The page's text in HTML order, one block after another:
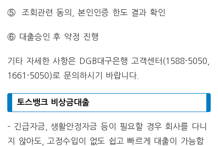
⑤ 조회관련 동의, 본인인증 한도 결과 확인
⑥ 대출승인 후 약정 진행
기타 자세한 사항은 DGB대구은행 고객센터(1588-5050,
1661-5050)로 문의하시기 바랍니다.
토스뱅크 비상금대출
– 긴급자금, 생활안정자금 등이 필요할 경우 회사를 다니
지 않아도, 고정수입이 없도 쉽고 빠르게 대출이 가능합